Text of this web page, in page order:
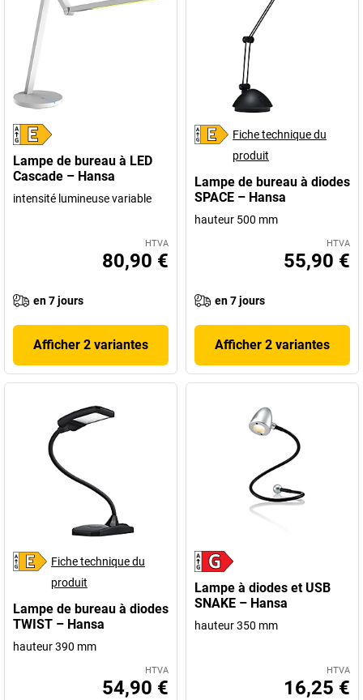
Lampe de bureau à LED
Cascade – Hansa
intensité lumineuse variable
HTVA
80,90 €
en 7 jours
Afficher 2 variantes
Fiche technique du
produit
Lampe de bureau à diodes
SPACE – Hansa
hauteur 500 mm
HTVA
55,90 €
en 7 jours
Afficher 2 variantes
Fiche technique du
produit
Lampe de bureau à diodes
TWIST – Hansa
hauteur 390 mm
HTVA
54,90 €
Lampe à diodes et USB
SNAKE – Hansa
hauteur 350 mm
HTVA
16,25 €